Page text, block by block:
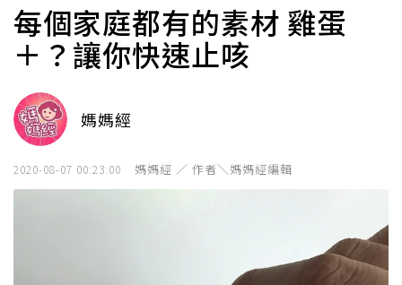
每個家庭都有的素材 雞蛋
＋？讓你快速止咳
媽媽經
2020-08-07 00:23:00 媽媽經 ／ 作者＼媽媽經編輯